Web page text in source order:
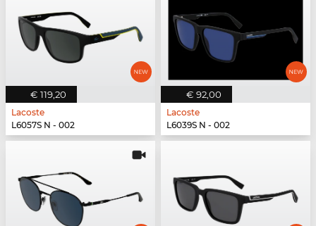
€ 119,20
Lacoste
L6057S N - 002
€ 92,00
Lacoste
L6039S N - 002